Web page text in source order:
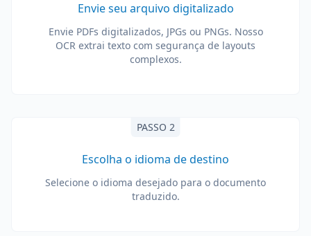
Envie seu arquivo digitalizado
Envie PDFs digitalizados, JPGs ou PNGs. Nosso
OCR extrai texto com segurança de layouts
complexos.
PASSO 2
Escolha o idioma de destino
Selecione o idioma desejado para o documento
traduzido.